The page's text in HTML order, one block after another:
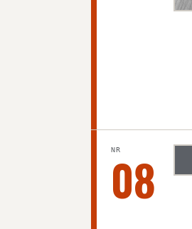
NR
08